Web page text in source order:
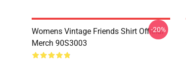
Womens Vintage Friends Shirt Official
Merch 90S3003
-20%